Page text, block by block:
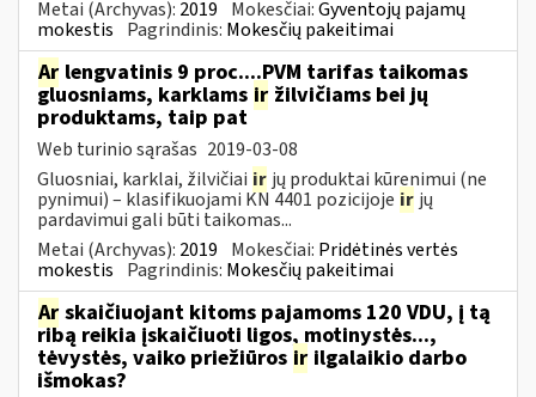
Metai (Archyvas): 2019 Mokesčiai:Gyventojų pajamų
mokestis Pagrindinis: Mokesčių pakeitimai
Ar lengvatinis 9 proc....PVM tarifas taikomas
gluosniams, karklams ir žilvičiams bei jų
produktams, taip pat
Web turinio sąrašas 2019-03-08
Gluosniai, karklai, žilvičiai ir jų produktai kūrenimui (ne
pynimui) – klasifikuojami KN 4401 pozicijoje ir jų
pardavimui gali būti taikomas...
Metai (Archyvas): 2019 Mokesčiai: Pridėtinės vertės
mokestis Pagrindinis: Mokesčių pakeitimai
Ar skaičiuojant kitoms pajamoms 120 VDU, į tą
ribą reikia įskaičiuoti ligos, motinystės...,
tėvystės, vaiko priežiūros ir ilgalaikio darbo
išmokas?